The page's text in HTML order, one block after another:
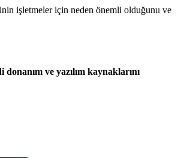
işletmeler için neden önemli olduğunu ve
donanım ve yazılım kaynaklarını